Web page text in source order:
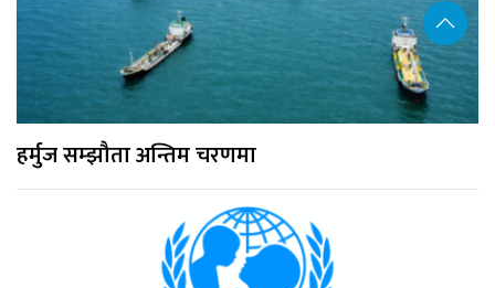
हर्मुज सम्झौता अन्तिम चरणमा